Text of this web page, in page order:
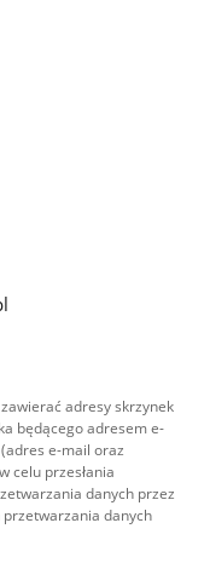
adresy skrzynek
będącego adresem e-
e-mail oraz
celu przesłania
danych przez
danych